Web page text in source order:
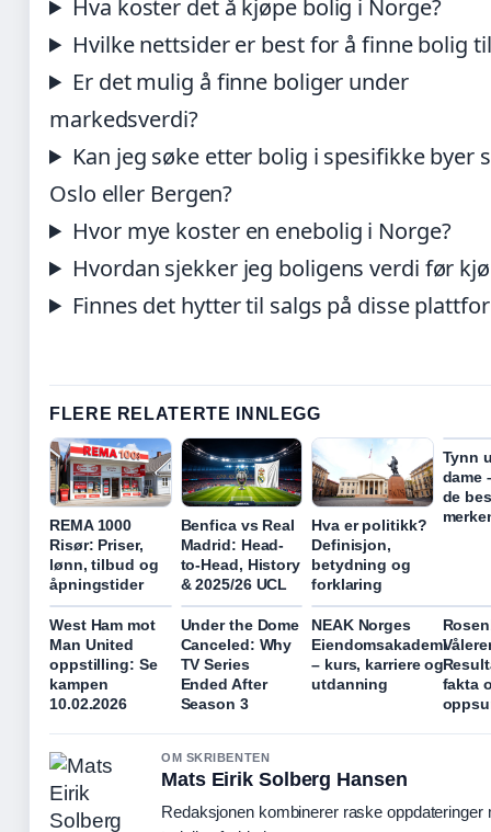
Hva koster det å kjøpe bolig i Norge?
Hvilke nettsider er best for å finne bolig
Er det mulig å finne boliger under
markedsverdi?
Kan jeg søke etter bolig i spesifikke byer
Oslo eller Bergen?
Hvor mye koster en enebolig i Norge?
Hvordan sjekker jeg boligens verdi før
Finnes det hytter til salgs på disse
FLERE RELATERTE INNLEGG
REMA 1000
Risør: Priser,
lønn, tilbud og
åpningstider
Benfica vs Real
Madrid: Head-
to-Head, History
& 2025/26 UCL
Hva er politikk?
Definisjon,
betydning og
forklaring
Tynn
dame
de
West Ham mot
Man United
oppstilling: Se
kampen
10.02.2026
Under the Dome
Canceled: Why
TV Series
Ended After
Season 3
NEAK Norges
Eiendomsakademi
– kurs, karriere og
utdanning
fakta
OM SKRIBENTEN
Mats Eirik Solberg Hansen
Redaksjonen kombinerer raske oppdateringer